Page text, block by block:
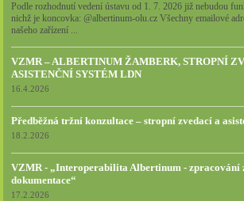
Podle rozhodnutí vedení ústavu od 1. 7. 2026 již nebudou
nichž je koncovka: @albertinum-olu.cz Všechny emailové
našeho zařízení ...
VZMR – ALBERTINUM ŽAMBERK, STROPNÍ
ASISTENČNÍ SYSTÉM LDN
16.4.2026
Předběžná tržní konzultace – stropní zvedací a
18.2.2026
VZMR - „Interoperabilita Albertinum - zpracování
dokumentace“
17.2.2026